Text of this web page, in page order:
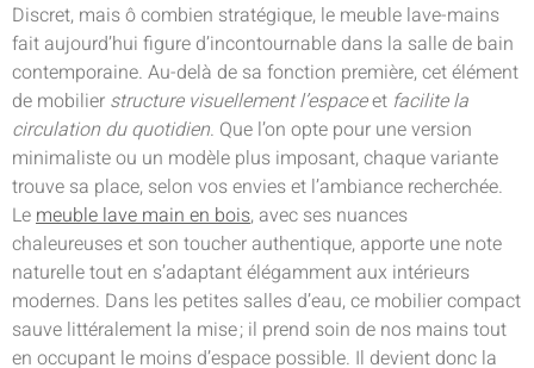
Discret, mais ô combien stratégique, le meuble lave-mains
fait aujourd’hui figure d’incontournable dans la salle de bain
contemporaine. Au-delà de sa fonction première, cet élément
de mobilier structure visuellement l’espaceet facilite la
circulation du quotidien. Que l’on opte pour une version
minimaliste ou un modèle plus imposant, chaque variante
trouve sa place, selon vos envies et l’ambiance recherchée.
Lemeuble lave main en bois, avec ses nuances
chaleureuses et son toucher authentique, apporte une note
naturelle tout en s’adaptant élégamment aux intérieurs
modernes. Dans les petites salles d’eau, ce mobilier compact
sauve littéralement la mise ; il prend soin de nos mains tout
en occupant le moins d’espace possible. Il devient donc la